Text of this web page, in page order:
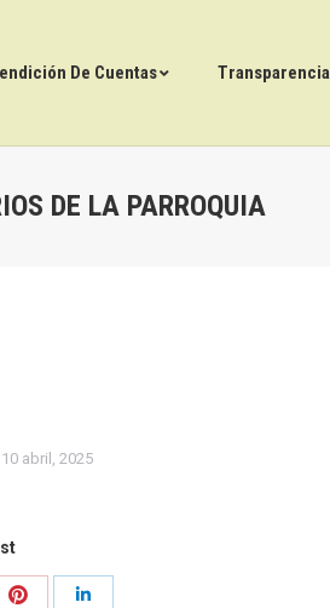
De Cuentas Transparencia
DE LA PARROQUIA
10 abril, 2025
CompartirCompartir